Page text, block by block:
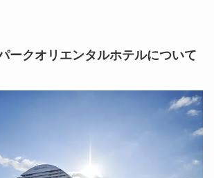
ークオリエンタルホテルについて